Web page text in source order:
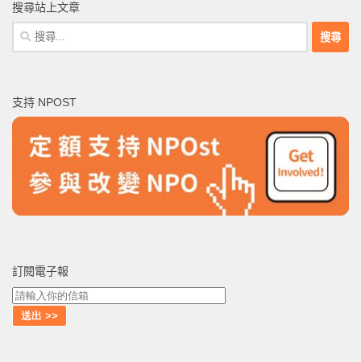
搜尋站上文章
搜
尋
字:
支持 NPOST
訂閱電子報